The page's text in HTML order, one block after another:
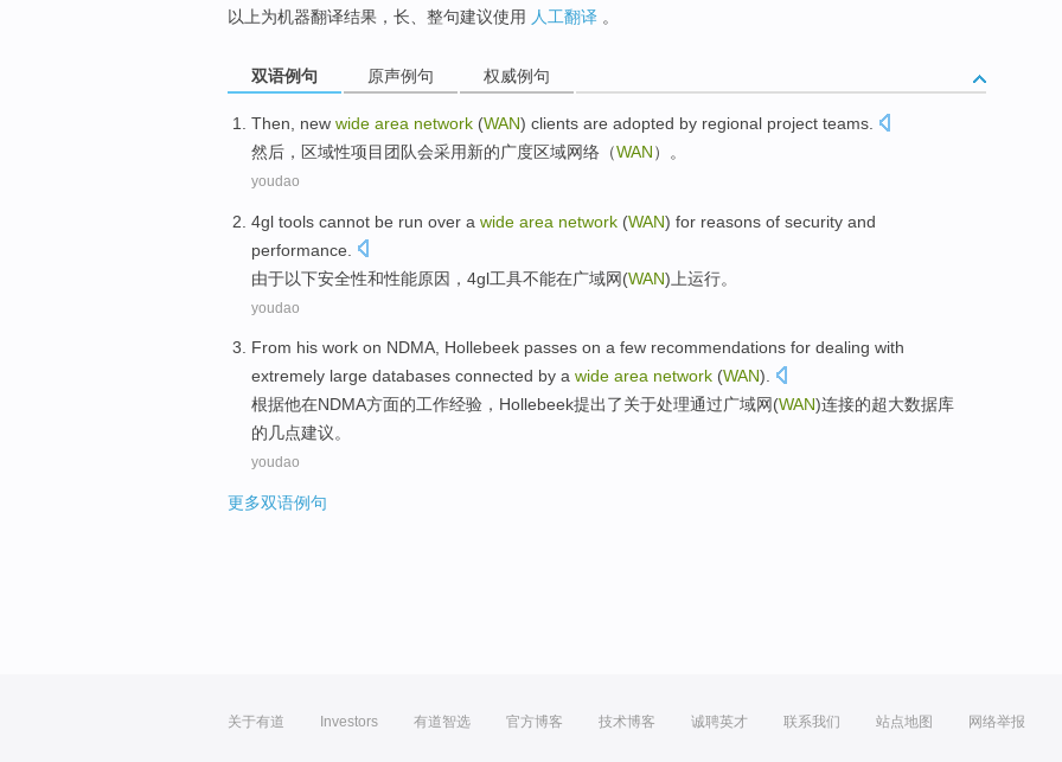
以上为机器翻译结果，长、整句建议使用 人工翻译 。
双语例句 原声例句 权威例句
Then new wide area network (WAN) clients are adopted by regional project teams
然后 ， 区域性项目 团队会采用新的广度区域网络 （WAN）。
youdao
4gl tools cannot be run over a wide area network (WAN) for reasons of security and
performance
由于以下安全性和性能原因 ， 4gl工具不能在广域网(WAN)上运行。
youdao
From his work on NDMA, Hollebeek passes on a few recommendations for dealing with
extremely large databases connected by a wide area network (WAN).
根据他在NDMA方面的工作经验， Hollebeek提出了关于处理通过广域网(WAN)连接的超大数据库
的几点建议。
youdao
更多双语例句
关于有道 Investors 有道智选 官方博客 技术博客 诚聘英才 联系我们 站点地图 网络举报